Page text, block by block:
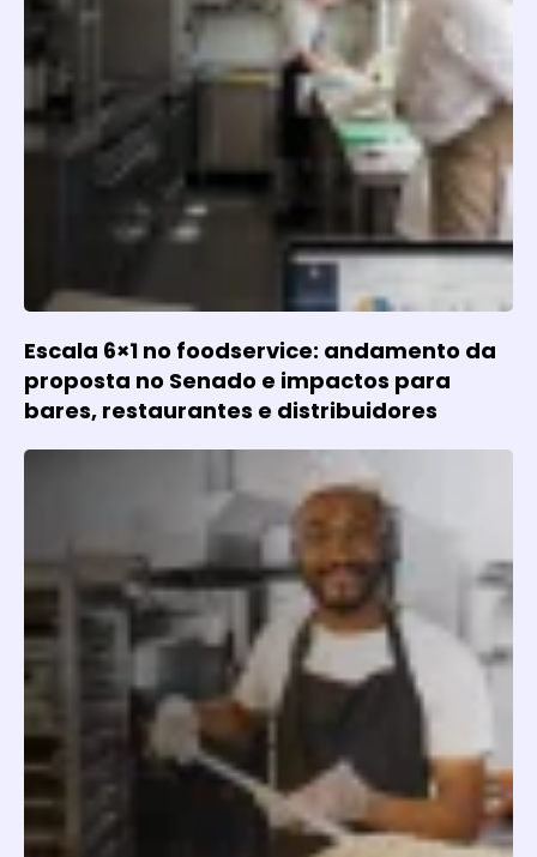
Escala 6×1 no foodservice: andamento da
proposta no Senado e impactos para
bares, restaurantes e distribuidores